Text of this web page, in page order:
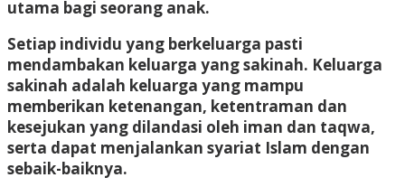
utama bagi seorang anak.
Setiap individu yang berkeluarga pasti
mendambakan keluarga yang sakinah. Keluarga
sakinah adalah keluarga yang mampu
memberikan ketenangan, ketentraman dan
kesejukan yang dilandasi oleh iman dan taqwa,
serta dapat menjalankan syariat Islam dengan
sebaik-baiknya.